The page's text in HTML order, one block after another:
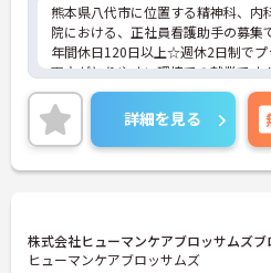
熊本県八代市に位置する精神科、内
院における、正社員看護助手の募集
年間休日120日以上☆週休2日制でプ
両立がとりやすい環境での就業です
ご興味ある方には、面接対策ポイン
詳細をお話しいたしますのでお気軽
い。
詳細を見る
株式会社ヒューマンケアブロッサムズ
ヒューマンケアブロッサムズ